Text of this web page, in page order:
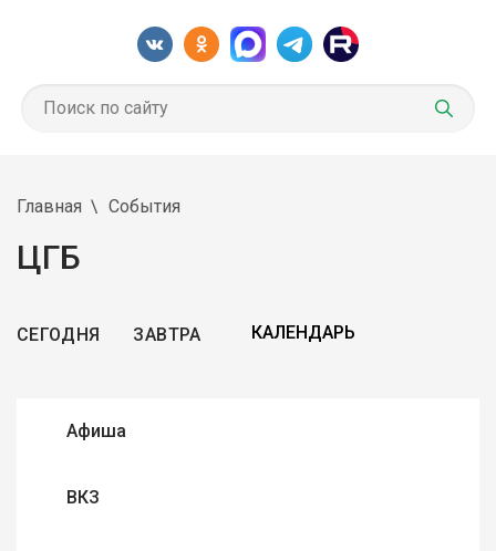
Главная События
ЦГБ
СЕГОДНЯ ЗАВТРА
Афиша
ВКЗ